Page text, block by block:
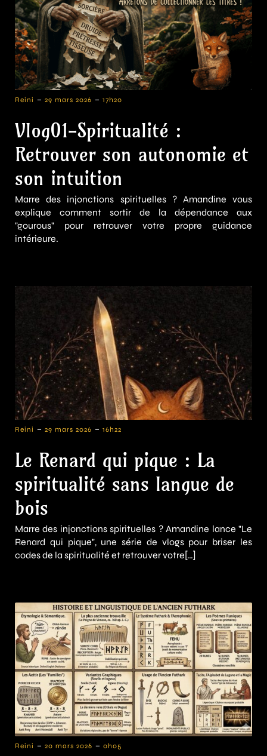
Reini - 29 mars 2026 - 17h20
Vlog01-Spiritualité :
Retrouver son autonomie et
son intuition
Marre des injonctions spirituelles ? Amandine vous
explique comment sortir de la dépendance aux
"gourous" pour retrouver votre propre guidance
intérieure.
Reini - 29 mars 2026 - 16h22
Le Renard qui pique : La
spiritualité sans langue de
bois
Marre des injonctions spirituelles ? Amandine lance "Le
Renard qui pique", une série de vlogs pour briser les
codes de la spiritualité et retrouver votre[…]
Reini - 20 mars 2026 - 0h05